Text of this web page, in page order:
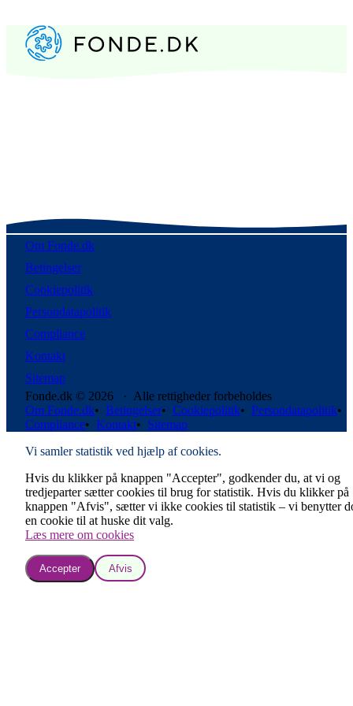
Om Fonde.dk
Betingelser
Cookiepolitik
Persondatapolitik
Compliance
Kontakt
Sitemap
Fonde.dk © 2026 · Alle rettigheder forbeholdes
Om Fonde.dk• Betingelser• Cookiepolitik• Persondatapolitik•
Compliance• Kontakt• Sitemap
Vi samler statistik ved hjælp af cookies.
Hvis du klikker på knappen "Accepter", godkender du, at vi og
tredjeparter sætter cookies til brug for statistik. Hvis du klikker på
knappen "Afvis", sætter vi ikke cookies til statistik – vi benytter
en cookie til at huske dit valg.
Læs mere om cookies
Accepter Afvis